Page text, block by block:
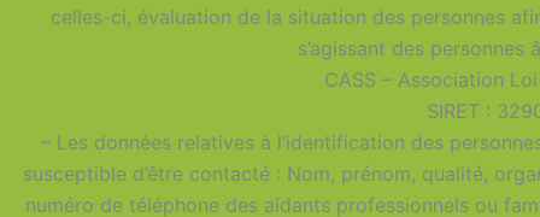
celles-ci, évaluation de la situation des personnes
s’agissant des personnes
CASS – Association
SIRET :
– Les données relatives à l’identification des
susceptible d’être contacté : Nom, prénom, qualité,
numéro de téléphone des aidants professionnels ou